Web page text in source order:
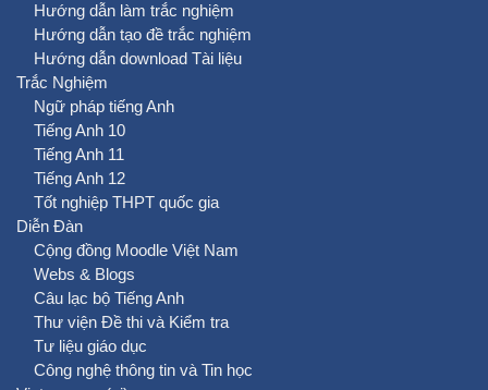
Hướng dẫn làm trắc nghiệm
Hướng dẫn tạo đề trắc nghiệm
Hướng dẫn download Tài liệu
Trắc Nghiệm
Ngữ pháp tiếng Anh
Tiếng Anh 10
Tiếng Anh 11
Tiếng Anh 12
Tốt nghiệp THPT quốc gia
Diễn Đàn
Cộng đồng Moodle Việt Nam
Webs & Blogs
Câu lạc bộ Tiếng Anh
Thư viện Đề thi và Kiểm tra
Tư liệu giáo dục
Công nghệ thông tin và Tin học